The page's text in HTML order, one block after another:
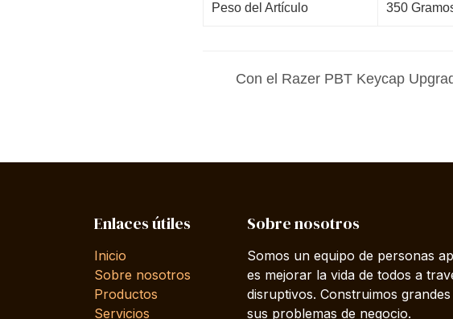
Peso del Artículo 350
Con el Razer PBT Keycap
Enlaces útiles
Inicio
Sobre nosotros
Productos
Servicios
Sobre nosotros
Somos un equipo de personas
es mejorar la vida de todos a
disruptivos. Construimos
sus problemas de negocio.